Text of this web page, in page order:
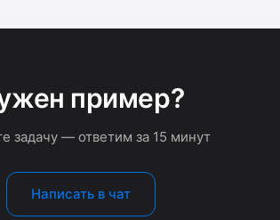
пример?
задачу — ответим за 15 минут
Написать в чат